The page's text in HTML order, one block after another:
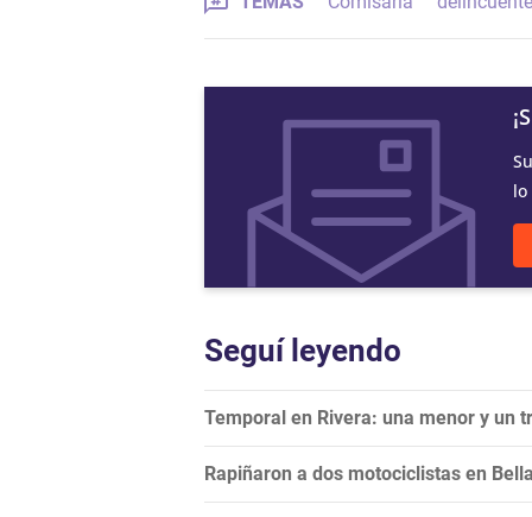
Seguí leyendo
Temporal en Rivera: una menor y un
Rapiñaron a dos motociclistas en